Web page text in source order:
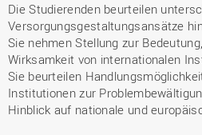
Die Studierenden beurteilen
Versorgungsgestaltungsansätze
Sie nehmen Stellung zur
Wirksamkeit von internationalen
Sie beurteilen
Institutionen zur
Hinblick auf nationale und